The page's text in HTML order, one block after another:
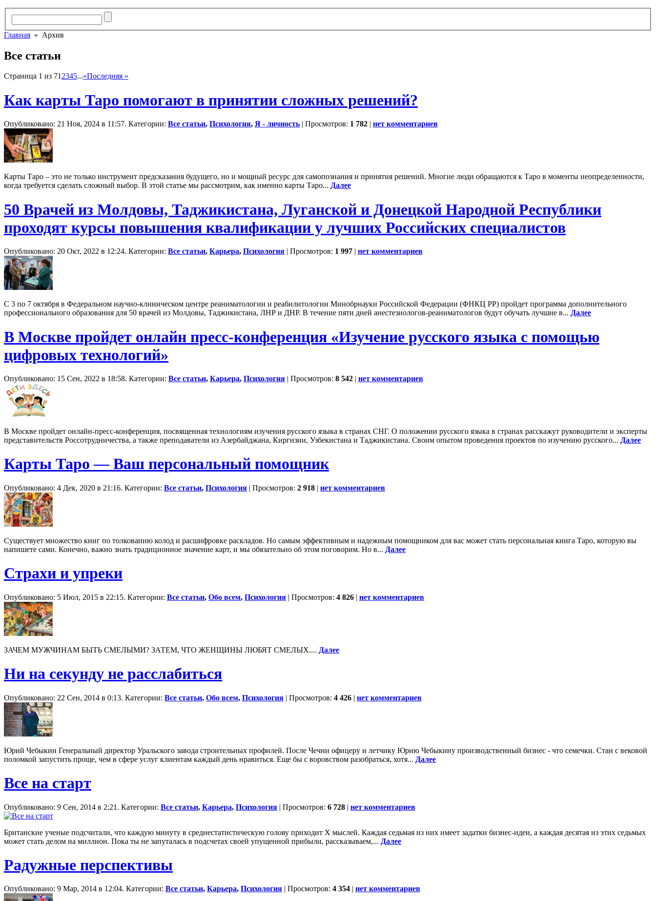
Главная » Архив
Все статьи
Страница 1 из 712345...»Последняя »
Как карты Таро помогают в принятии сложных решений?
Опубликовано: 21 Ноя, 2024 в 11:57. Категории: Все статьи, Психология, Я - личность | Просмотров: 1 782 | нет комментариев
Карты Таро – это не только инструмент предсказания будущего, но и мощный ресурс для самопознания и принятия решений. Многие люди обращаются к Таро в моменты неопределенности,
когда требуется сделать сложный выбор. В этой статье мы рассмотрим, как именно карты Таро... Далее
50 Врачей из Молдовы, Таджикистана, Луганской и Донецкой Народной Республики
проходят курсы повышения квалификации у лучших Российских специалистов
Опубликовано: 20 Окт, 2022 в 12:24. Категории: Все статьи, Карьера, Психология | Просмотров: 1 997 | нет комментариев
С 3 по 7 октября в Федеральном научно-клиническом центре реаниматологии и реабилитологии Минобрнауки Российской Федерации (ФНКЦ РР) пройдет программа дополнительного
профессионального образования для 50 врачей из Молдовы, Таджикистана, ЛНР и ДНР. В течение пяти дней анестезиологов-реаниматологов будут обучать лучшие в... Далее
В Москве пройдет онлайн пресс-конференция «Изучение русского языка с помощью
цифровых технологий»
Опубликовано: 15 Сен, 2022 в 18:58. Категории: Все статьи, Карьера, Психология | Просмотров: 8 542 | нет комментариев
В Москве пройдет онлайн-пресс-конференция, посвященная технологиям изучения русского языка в странах СНГ. О положении русского языка в странах расскажут руководители и эксперты
представительств Россотрудничества, а также преподаватели из Азербайджана, Киргизии, Узбекистана и Таджикистана. Своим опытом проведения проектов по изучению русского... Далее
Карты Таро — Ваш персональный помощник
Опубликовано: 4 Дек, 2020 в 21:16. Категории: Все статьи, Психология | Просмотров: 2 918 | нет комментариев
Существует множество книг по толкованию колод и расшифровке раскладов. Но самым эффективным и надежным помощником для вас может стать персональная книга Таро, которую вы
напишете сами. Конечно, важно знать традиционное значение карт, и мы обязательно об этом поговорим. Но в... Далее
Страхи и упреки
Опубликовано: 5 Июл, 2015 в 22:15. Категории: Все статьи, Обо всем, Психология | Просмотров: 4 826 | нет комментариев
ЗАЧЕМ МУЖЧИНАМ БЫТЬ СМЕЛЫМИ? ЗАТЕМ, ЧТО ЖЕНЩИНЫ ЛЮБЯТ СМЕЛЫХ.... Далее
Ни на секунду не расслабиться
Опубликовано: 22 Сен, 2014 в 0:13. Категории: Все статьи, Обо всем, Психология | Просмотров: 4 426 | нет комментариев
Юрий Чебыкин Генеральный директор Уральского завода строительных профилей. После Чечни офицеру и летчику Юрию Чебыкину производственный бизнес - что семечки. Стан с вековой
поломкой запустить проще, чем в сфере услуг клиентам каждый день нравиться. Еще бы с воровством разобраться, хотя... Далее
Все на старт
Опубликовано: 9 Сен, 2014 в 2:21. Категории: Все статьи, Карьера, Психология | Просмотров: 6 728 | нет комментариев
Британские ученые подсчитали, что каждую минуту в среднестатистическую голову приходит X мыслей. Каждая седьмая из них имеет задатки бизнес-идеи, а каждая десятая из этих седьмых
может стать делом на миллион. Пока ты не запуталась в подсчетах своей упущенной прибыли, рассказываем,... Далее
Радужные перспективы
Опубликовано: 9 Мар, 2014 в 12:04. Категории: Все статьи, Карьера, Психология | Просмотров: 4 354 | нет комментариев